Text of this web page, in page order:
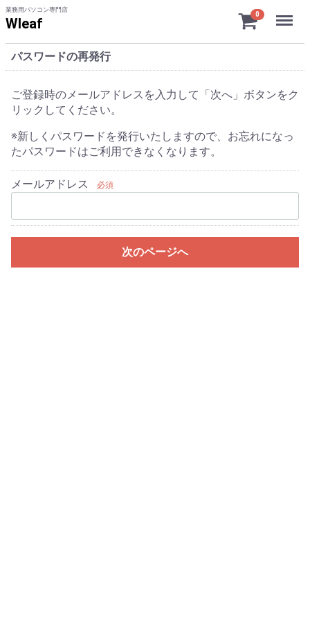
業務用パソコン専門店
Wleaf
0 Menu
パスワードの再発行
ご登録時のメールアドレスを入力して「次へ」ボタンをク
リックしてください。
※新しくパスワードを発行いたしますので、お忘れになっ
たパスワードはご利用できなくなります。
メールアドレス 必須
次のページへ